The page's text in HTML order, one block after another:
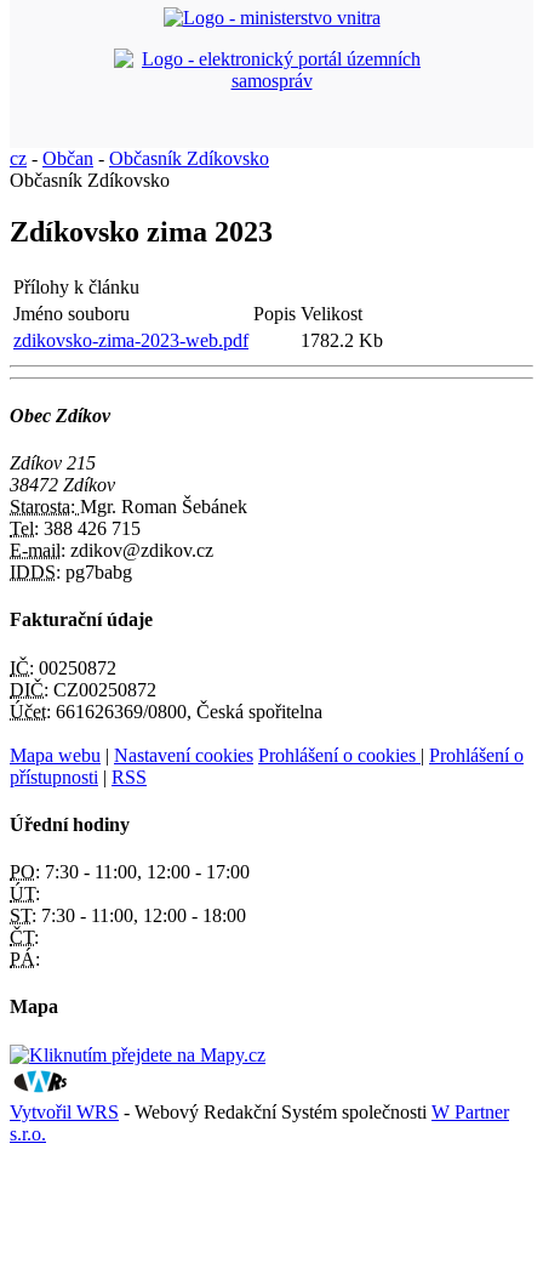
cz - Občan - Občasník Zdíkovsko
Občasník Zdíkovsko
Zdíkovsko zima 2023
Přílohy k článku
Jméno souboru
Popis Velikost
zdikovsko-zima-2023-web.pdf
1782.2 Kb
Obec Zdíkov
Zdíkov 215
38472 Zdíkov
Starosta: Mgr. Roman Šebánek
Tel: 388 426 715
E-mail: zdikov@zdikov.cz
IDDS: pg7babg
Fakturační údaje
IČ: 00250872
DIČ: CZ00250872
Účet: 661626369/0800, Česká spořitelna
Mapa webu | Nastavení cookies Prohlášení o cookies | Prohlášení o
přístupnosti | RSS
Úřední hodiny
PO: 7:30 - 11:00, 12:00 - 17:00
ÚT:
ST: 7:30 - 11:00, 12:00 - 18:00
ČT:
PÁ:
Mapa
Vytvořil WRS - Webový Redakční Systém společnosti W Partner
s.r.o.